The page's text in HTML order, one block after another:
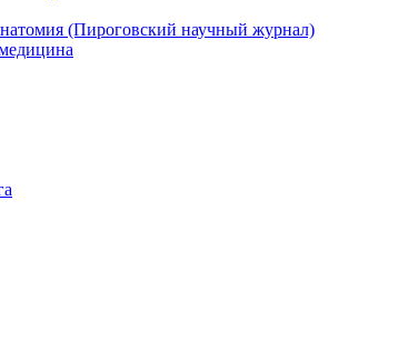
(Пироговский научный журнал)